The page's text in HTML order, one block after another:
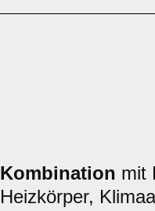
Kombination mit
Heizkörper,